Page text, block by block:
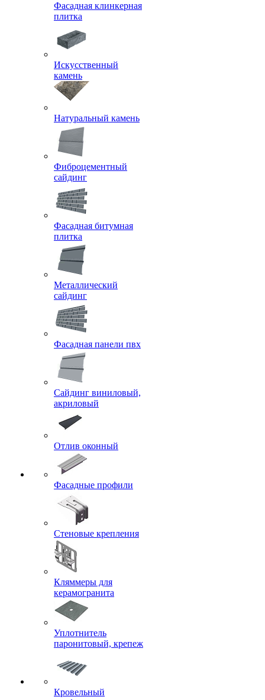
Фасадная клинкерная
плитка
Искусственный
камень
Натуральный камень
Фиброцементный
сайдинг
Фасадная битумная
плитка
Металлический
сайдинг
Фасадная панели пвх
Сайдинг виниловый,
акриловый
Отлив оконный
Фасадные профили
Стеновые крепления
Кляммеры для
керамогранита
Уплотнитель
паронитовый, крепеж
Кровельный